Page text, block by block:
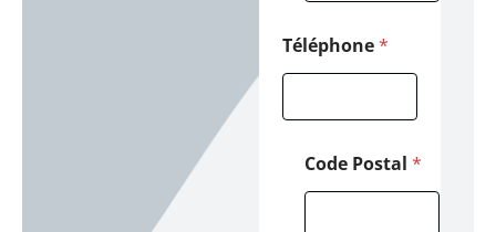
Téléphone*
Code Postal *